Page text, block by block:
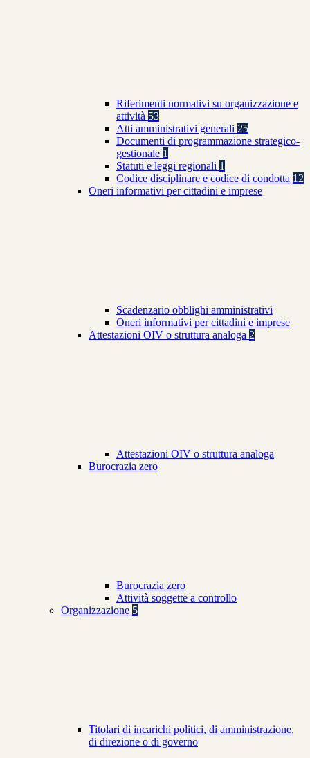
Riferimenti normativi su organizzazione e
attività 53
Atti amministrativi generali 25
Documenti di programmazione strategico-
gestionale 1
Statuti e leggi regionali 1
Codice disciplinare e codice di condotta 12
Oneri informativi per cittadini e imprese
Scadenzario obblighi amministrativi
Oneri informativi per cittadini e imprese
Attestazioni OIV o struttura analoga 2
Attestazioni OIV o struttura analoga
Burocrazia zero
Burocrazia zero
Attività soggette a controllo
Organizzazione 5
Titolari di incarichi politici, di amministrazione,
di direzione o di governo